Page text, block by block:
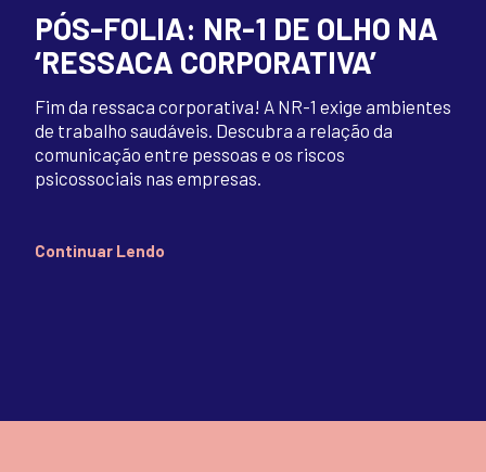
PÓS-FOLIA: NR-1 DE OLHO NA
‘RESSACA CORPORATIVA’
Fim da ressaca corporativa! A NR-1 exige ambientes
de trabalho saudáveis. Descubra a relação da
comunicação entre pessoas e os riscos
psicossociais nas empresas.
Continuar Lendo